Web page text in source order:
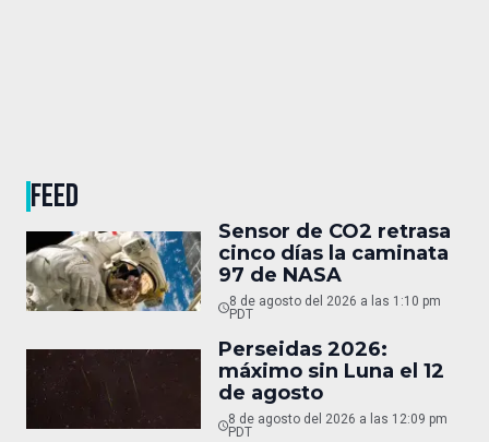
FEED
Sensor de CO2 retrasa
cinco días la caminata
97 de NASA
8 de agosto del 2026 a las 1:10 pm
PDT
Perseidas 2026:
máximo sin Luna el 12
de agosto
8 de agosto del 2026 a las 12:09 pm
PDT